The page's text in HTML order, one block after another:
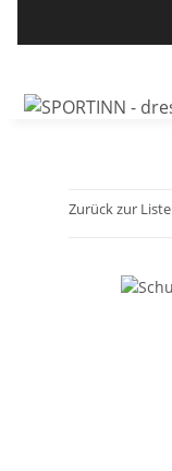
Zurück zur Liste